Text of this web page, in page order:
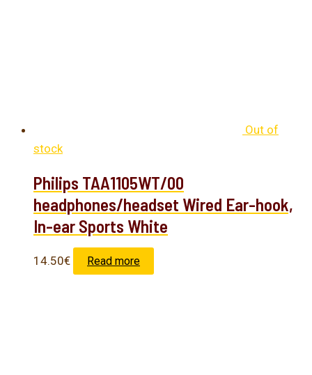
Out of
stock
Philips TAA1105WT/00
headphones/headset Wired Ear-hook,
In-ear Sports White
14.50€ Read more